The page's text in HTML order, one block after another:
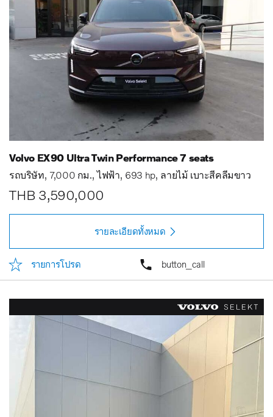
Volvo EX90 Ultra Twin Performance 7 seats
รถบริษัท 7,000 กม. ไฟฟ้า 693 hp ลายไม้ เบาะสีคลีมขาว
THB 3,590,000
รายละเอียดทั้งหมด
รายการโปรด button_call